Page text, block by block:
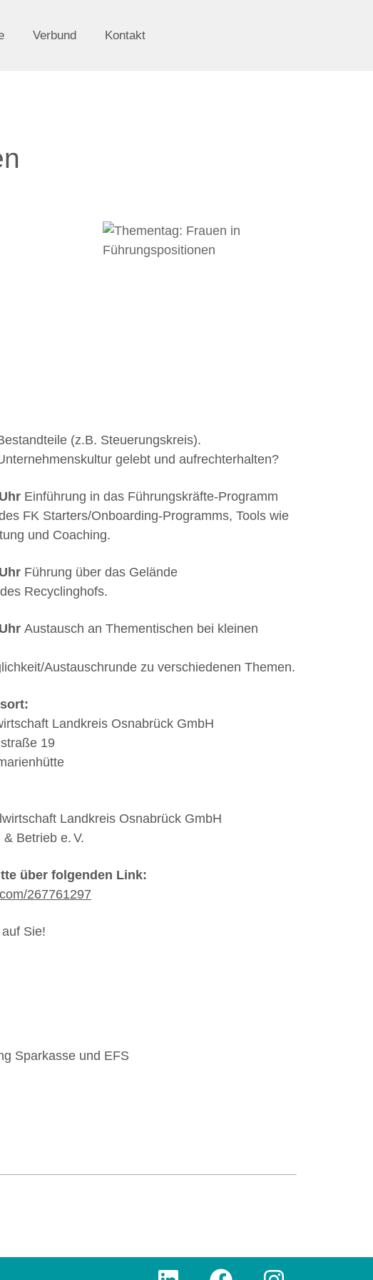
Verbund Kontakt
(z.B. Steuerungskreis).
gelebt und aufrechterhalten?
Einführung in das Führungskräfte-Programm
FK Starters/Onboarding-Programms, Tools wie
und Coaching.
Führung über das Gelände
Recyclinghofs.
Austausch an Thementischen bei kleinen
Austauschrunde zu verschiedenen Themen.
Landkreis Osnabrück GmbH
19
Landkreis Osnabrück GmbH
Betrieb e. V.
über folgenden Link:
267761297
Sie!